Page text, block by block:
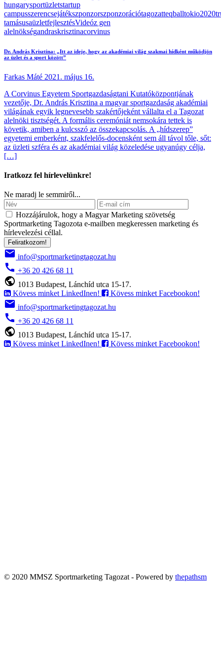
hungarysportüzletstartup
campusszerencsejátékszponzorszponzorációtagozatteqballtokio2020
tamásusaüzletfejlesztésVideóz gen
alelnökségandraskrisztinacorvinus
Dr. András Krisztina: „Itt az ideje, hogy az akadémiai világ szakmai hídként működjön
az üzlet és a sport között”
Farkas Máté 2021. május 16.
A Corvinus Egyetem Sportgazdaságtani Kutatóközpontjának
vezetője, Dr. András Krisztina a magyar sportgazdaság akadémiai
világának egyik legnevesebb szakértőjeként vállalta el a Tagozat
alelnöki tisztségét. A formális ceremóniát nemsokára tettek is
követik, amiben a kulcsszó az összekapcsolás. A „hídszerep”
egyetemi emberként, szakfelelős-docensként sem áll távol tőle, sőt:
az üzleti szféra és az akadémiai világ közeledése ugyanúgy célja,
[…]
Iratkozz fel hírlevelünkre!
Ne maradj le semmiről...
Hozzájárulok, hogy a Magyar Marketing szövetség
Sportmarketing Tagozota e‑mailben megkeressen marketing és
hírlevelezési céllal.
Feliratkozom!
email info@sportmarketingtagozat.hu
call +36 20 426 68 11
public 1013 Budapest, Lánchíd utca 15-17.
Kövess minket LinkedInen!
Kövess minket Facebookon!
email info@sportmarketingtagozat.hu
call +36 20 426 68 11
public 1013 Budapest, Lánchíd utca 15-17.
Kövess minket LinkedInen!
Kövess minket Facebookon!
© 2020 MMSZ Sportmarketing Tagozat - Powered by thepathsm